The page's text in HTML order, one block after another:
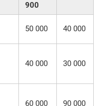
900
50 000 40 000
40 000 30 000
60 000 90 000